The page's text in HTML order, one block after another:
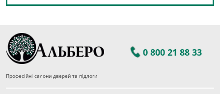
0 800 21 88 33
Професійні салони дверей та підлоги